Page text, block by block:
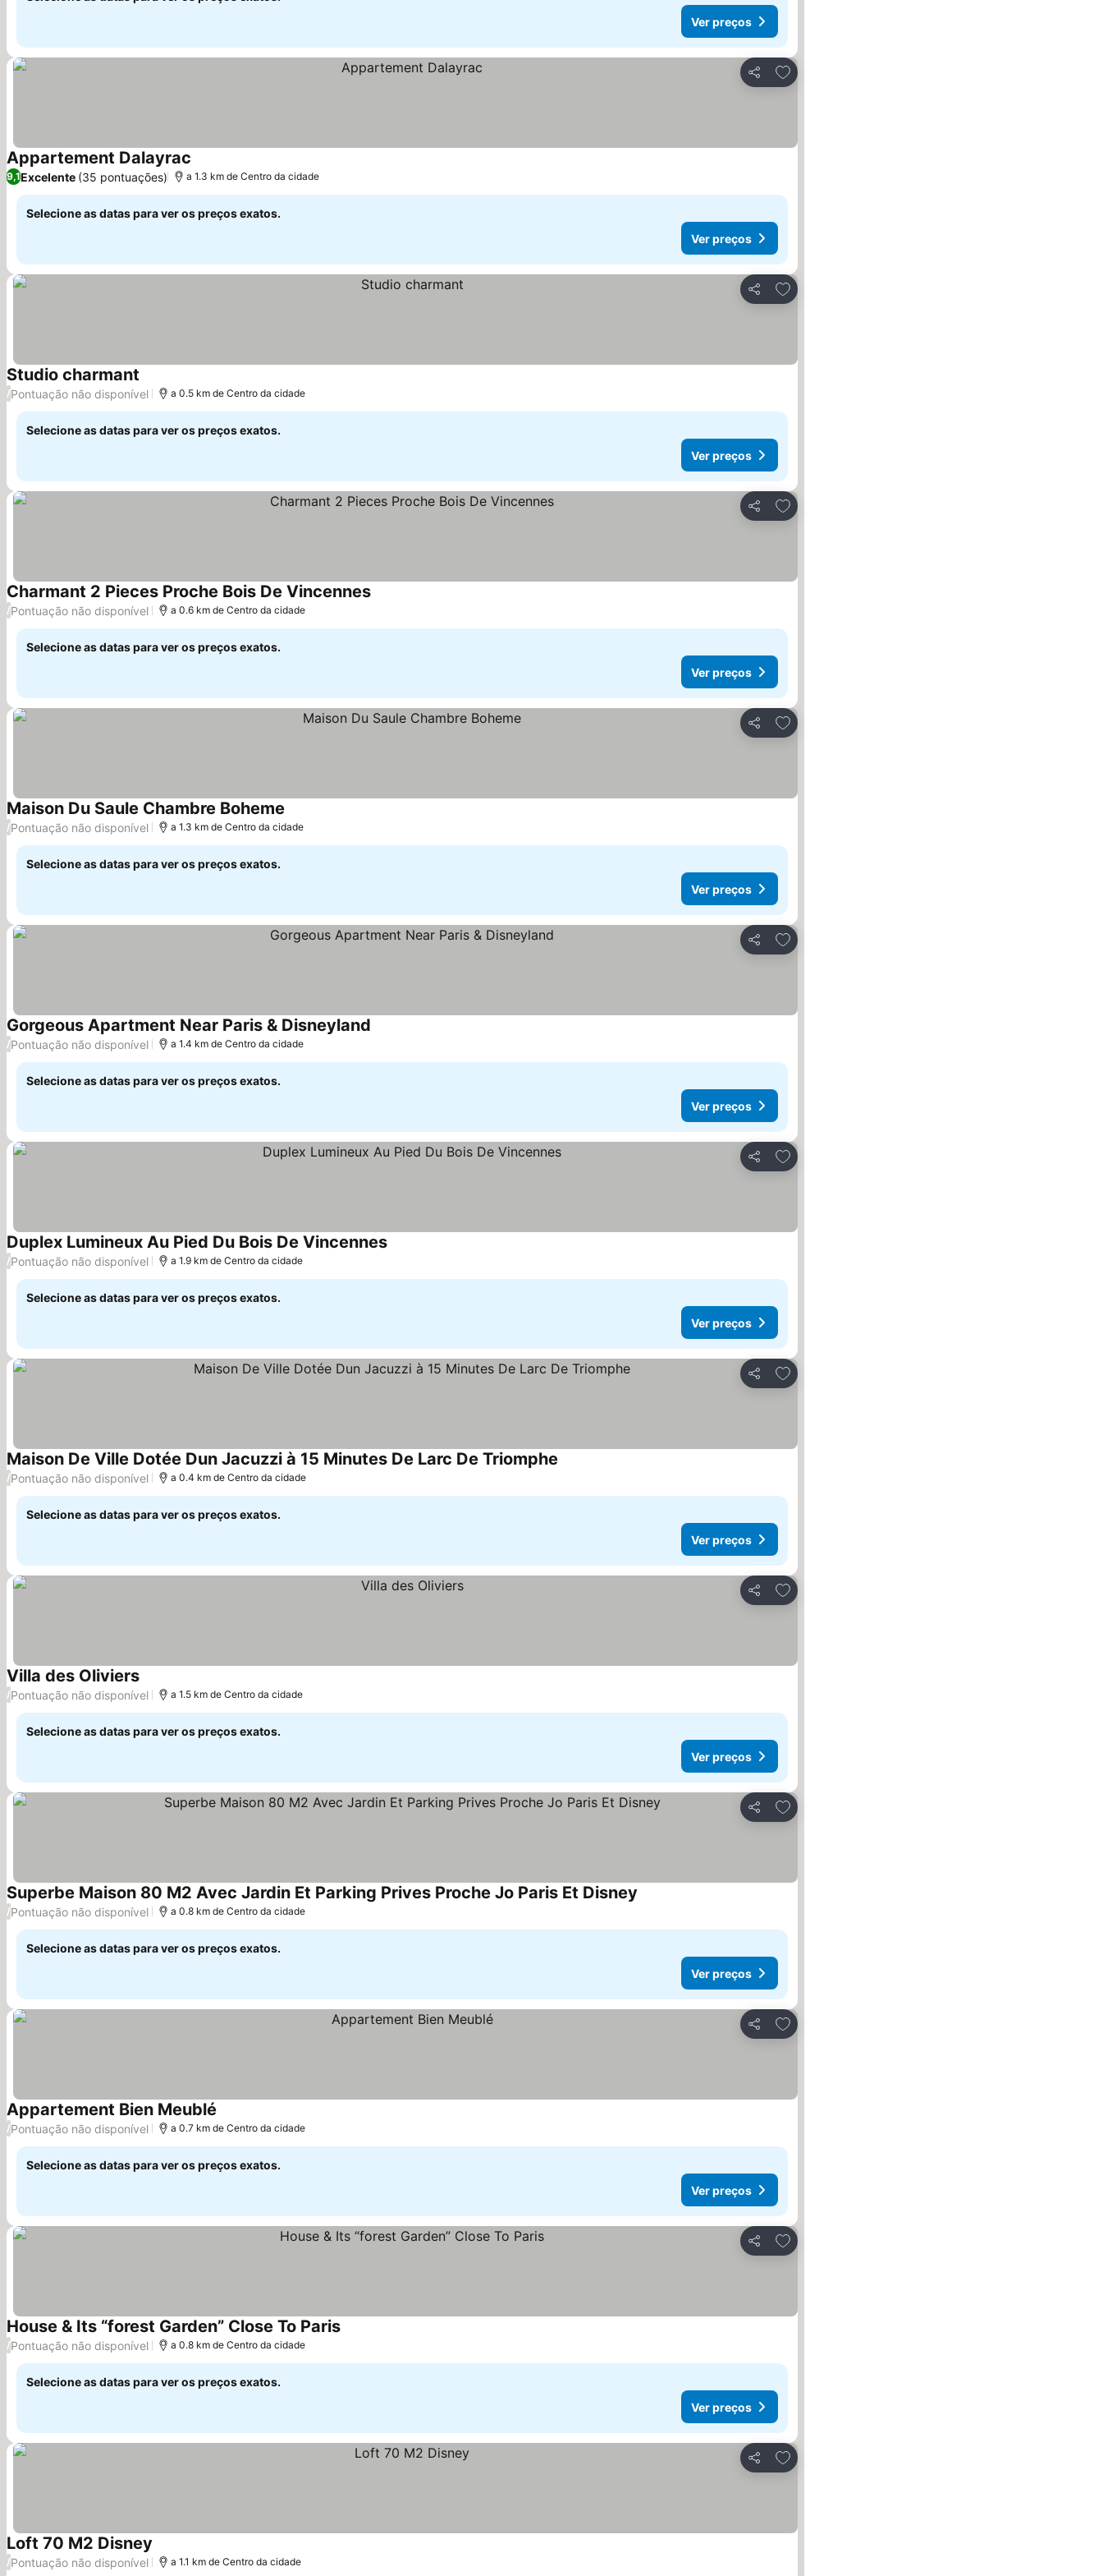
Ver preços
Partilhar
Adicionar aos favoritos
Appartement Dalayrac
9,1Excelente (35 pontuações) a 1.3 km de Centro da cidade
Selecione as datas para ver os preços exatos.
Ver preços
Partilhar
Adicionar aos favoritos
Studio charmant Ver preços
/Pontuação não disponível a 0.5 km de Centro da cidade
Selecione as datas para ver os preços exatos.
Ver preços
Partilhar
Adicionar aos favoritos
Charmant 2 Pieces Proche Bois De VincennesVer preços
/Pontuação não disponível a 0.6 km de Centro da cidade
Selecione as datas para ver os preços exatos.
Ver preços
Partilhar
Adicionar aos favoritos
Maison Du Saule Chambre Boheme
/Pontuação não disponível a 1.3 km de Centro da cidade
Selecione as datas para ver os preços exatos.
Ver preços
Partilhar
Adicionar aos favoritos
Gorgeous Apartment Near Paris & Disneyland
/Pontuação não disponível a 1.4 km de Centro da cidade
Selecione as datas para ver os preços exatos.
Ver preços
Partilhar
Adicionar aos favoritos
Duplex Lumineux Au Pied Du Bois De VincennesVer preços
/Pontuação não disponível a 1.9 km de Centro da cidade
Selecione as datas para ver os preços exatos.
Ver preços
Partilhar
Adicionar aos favoritos
Maison De Ville Dotée Dun Jacuzzi à 15 Minutes De Larc De Triomphe
/Pontuação não disponível a 0.4 km de Centro da cidade
Selecione as datas para ver os preços exatos.
Ver preços
Partilhar
Adicionar aos favoritos
Villa des OliviersVer preços
/Pontuação não disponível a 1.5 km de Centro da cidade
Selecione as datas para ver os preços exatos.
Ver preços
Partilhar
Adicionar aos favoritos
Superbe Maison 80 M2 Avec Jardin Et Parking Prives Proche Jo Paris Et Disney
/Pontuação não disponível a 0.8 km de Centro da cidade
Selecione as datas para ver os preços exatos.
Ver preços
Partilhar
Adicionar aos favoritos
Appartement Bien Meublé
/Pontuação não disponível a 0.7 km de Centro da cidade
Selecione as datas para ver os preços exatos.
Ver preços
Partilhar
Adicionar aos favoritos
House & Its “forest Garden” Close To ParisVer preços
/Pontuação não disponível a 0.8 km de Centro da cidade
Selecione as datas para ver os preços exatos.
Ver preços
Partilhar
Adicionar aos favoritos
Loft 70 M2 Disney Ver preços
/Pontuação não disponível a 1.1 km de Centro da cidade